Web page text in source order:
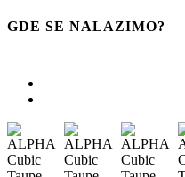
GDE SE NALAZIMO?